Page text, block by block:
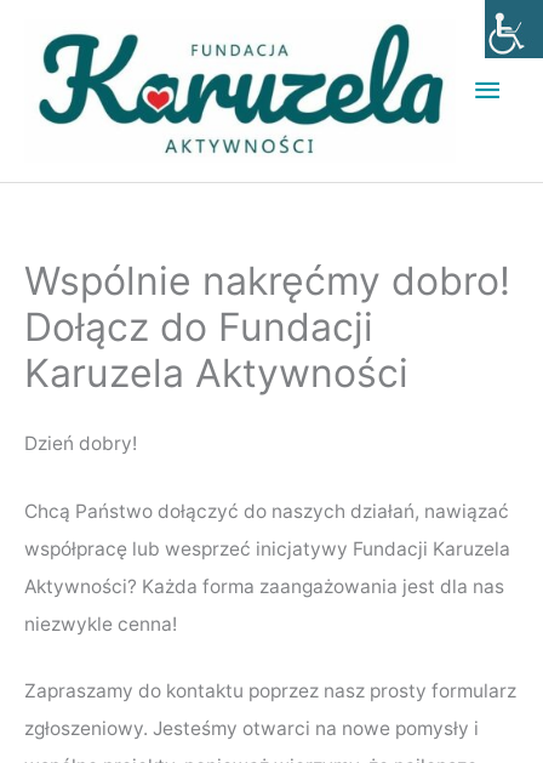
treści
Wspólnie nakręćmy dobro!
Dołącz do Fundacji
Karuzela Aktywności
Dzień dobry!
Chcą Państwo dołączyć do naszych działań, nawiązać
współpracę lub wesprzeć inicjatywy Fundacji Karuzela
Aktywności? Każda forma zaangażowania jest dla nas
niezwykle cenna!
Zapraszamy do kontaktu poprzez nasz prosty formularz
zgłoszeniowy. Jesteśmy otwarci na nowe pomysły i
Facebook
Instagram